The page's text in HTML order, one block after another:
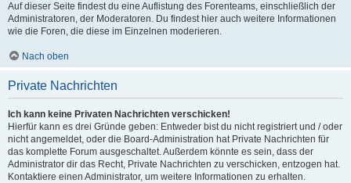
Auf dieser Seite findest du eine Auflistung des Forenteams, einschließlich der
Administratoren, der Moderatoren. Du findest hier auch weitere Informationen
wie die Foren, die diese im Einzelnen moderieren.
Nach oben
Private Nachrichten
Ich kann keine Privaten Nachrichten verschicken!
Hierfür kann es drei Gründe geben: Entweder bist du nicht registriert und / oder
nicht angemeldet, oder die Board-Administration hat Private Nachrichten für
das komplette Forum ausgeschaltet. Außerdem könnte es sein, dass der
Administrator dir das Recht, Private Nachrichten zu verschicken, entzogen hat.
Kontaktiere einen Administrator, um weitere Informationen zu erhalten.